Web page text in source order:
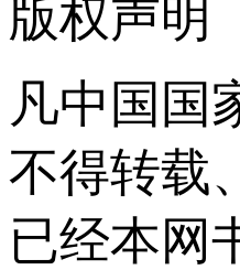
版权声明
凡中国国
不得转载
已经本网